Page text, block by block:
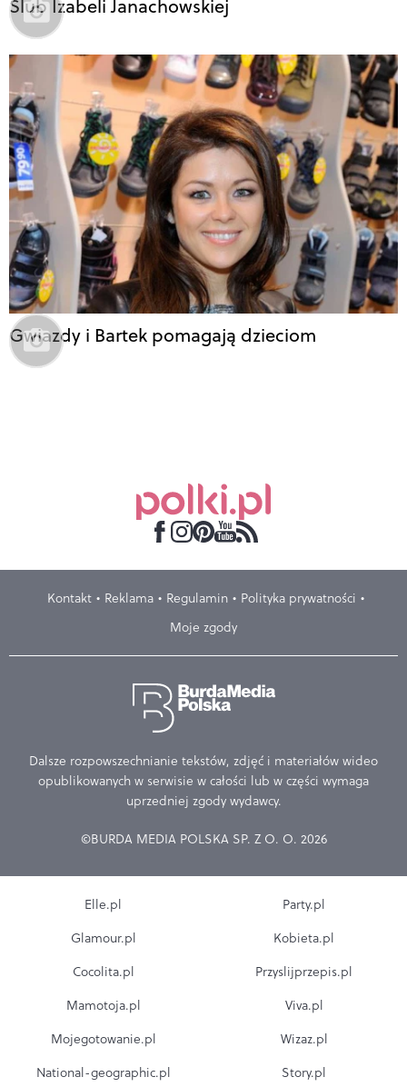
Ślub Izabeli Janachowskiej
Gwiazdy i Bartek pomagają dzieciom
Kontakt Reklama Regulamin
Polityka prywatności
Moje zgody
Dalsze rozpowszechnianie tekstów, zdjęć i materiałów wideo
opublikowanych w serwisie w całości lub w części wymaga
uprzedniej zgody wydawcy.
©BURDA MEDIA POLSKA SP. Z O. O. 2026
Elle.pl
Glamour.pl
Cocolita.pl
Mamotoja.pl
Mojegotowanie.pl
National-geographic.pl
Party.pl
Kobieta.pl
Przyslijprzepis.pl
Viva.pl
Wizaz.pl
Story.pl